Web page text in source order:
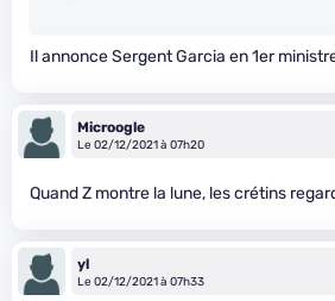
Il annonce Sergent Garcia en 1er
Microogle
Le 02/12/2021 à 07h20
Quand Z montre la lune, les crétins
yl
Le 02/12/2021 à 07h33